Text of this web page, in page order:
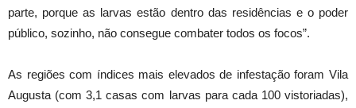
parte, porque as larvas estão dentro das residências e o poder
público, sozinho, não consegue combater todos os focos”.
As regiões com índices mais elevados de infestação foram Vila
Augusta (com 3,1 casas com larvas para cada 100 vistoriadas),